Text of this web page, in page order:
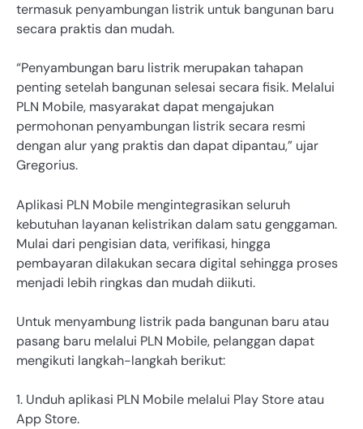
termasuk penyambungan listrik untuk bangunan baru
secara praktis dan mudah.
“Penyambungan baru listrik merupakan tahapan
penting setelah bangunan selesai secara fisik. Melalui
PLN Mobile, masyarakat dapat mengajukan
permohonan penyambungan listrik secara resmi
dengan alur yang praktis dan dapat dipantau,” ujar
Gregorius.
Aplikasi PLN Mobile mengintegrasikan seluruh
kebutuhan layanan kelistrikan dalam satu genggaman.
Mulai dari pengisian data, verifikasi, hingga
pembayaran dilakukan secara digital sehingga proses
menjadi lebih ringkas dan mudah diikuti.
Untuk menyambung listrik pada bangunan baru atau
pasang baru melalui PLN Mobile, pelanggan dapat
mengikuti langkah-langkah berikut:
1. Unduh aplikasi PLN Mobile melalui Play Store atau
App Store.